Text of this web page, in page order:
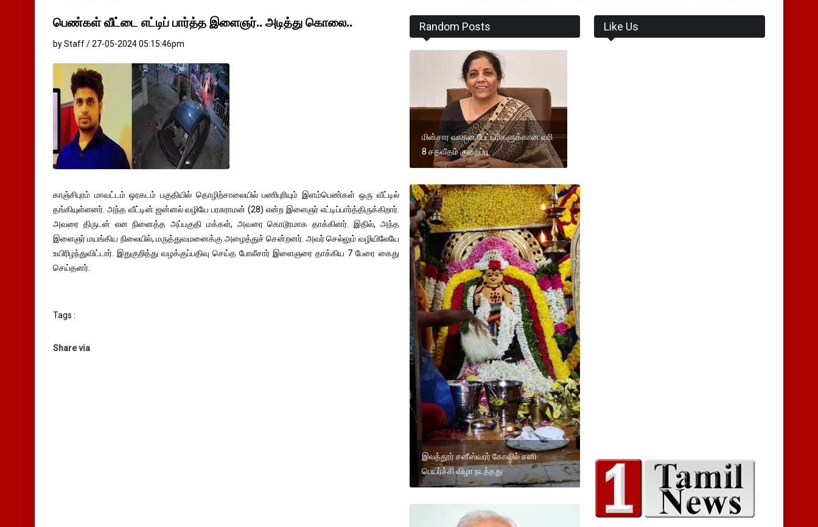
பெண்கள் வீட்டை எட்டிப் பார்த்த இளைஞர்.. அடித்து கொலை..
by Staff / 27-05-2024 05:15:46pm
காஞ்சிபுரம் மாவட்டம் ஒரகடம் பகுதியில் தொழிற்சாலையில் பணிபுரியும் இளம்பெண்கள் ஒரு வீட்டில்
தங்கியுள்ளனர். அந்த வீட்டின் ஜன்னல் வழியே பரசுராமன் (28) என்ற இளைஞர் எட்டிப்பார்த்திருக்கிறார்.
அவரை திருடன் என நினைத்த அப்பகுதி மக்கள், அவரை கொடூரமாக தாக்கினர். இதில், அந்த
இளைஞர் மயங்கிய நிலையில், மருத்துவமனைக்கு அழைத்துச் சென்றனர். அவர் செல்லும் வழியிலேயே
உயிரிழந்துவிட்டார். இதுகுறித்து வழக்குப்பதிவு செய்த போலீசார் இளைஞரை தாக்கிய 7 பேரை கைது
செய்தனர்.
Tags :
Share via
Random Posts
மின்சார வாகன பேட்டரிகளுக்கான வரி
8 சதவீதம் குறைப்பு
இலத்தூர் சனீஸ்வரர் கோவில் சனி
பெயர்ச்சி விழா நடந்தது
Like Us